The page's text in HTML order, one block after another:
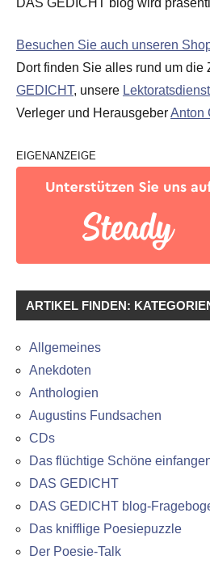
DAS GEDICHT blog wird
Besuchen Sie auch unseren
Dort finden Sie alles rund um die
GEDICHT, unsere
Verleger und HerausgeberAnton
EIGENANZEIGE
ARTIKEL FINDEN:
Allgemeines
Anekdoten
Anthologien
Augustins Fundsachen
CDs
Das flüchtige Schöne
DAS GEDICHT
DAS GEDICHT blog-
Das knifflige Poesiepuzzle
Der Poesie-Talk